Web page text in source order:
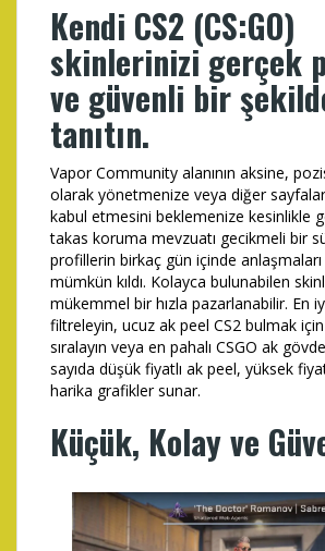
Kendi CS2 (CS:GO)
skinlerinizi gerçek
ve güvenli bir
tanıtın.
Vapor Community alanının aksine,
olarak yönetmenize veya diğer
kabul etmesini beklemenize kesinlikle
takas koruma mevzuatı gecikmeli bir
profillerin birkaç gün içinde
mümkün kıldı. Kolayca bulunabilen
mükemmel bir hızla pazarlanabilir. En
filtreleyin, ucuz ak peel CS2 bulmak
sıralayın veya en pahalı CSGO ak
sayıda düşük fiyatlı ak peel, yüksek
harika grafikler sunar.
Küçük, Kolay ve